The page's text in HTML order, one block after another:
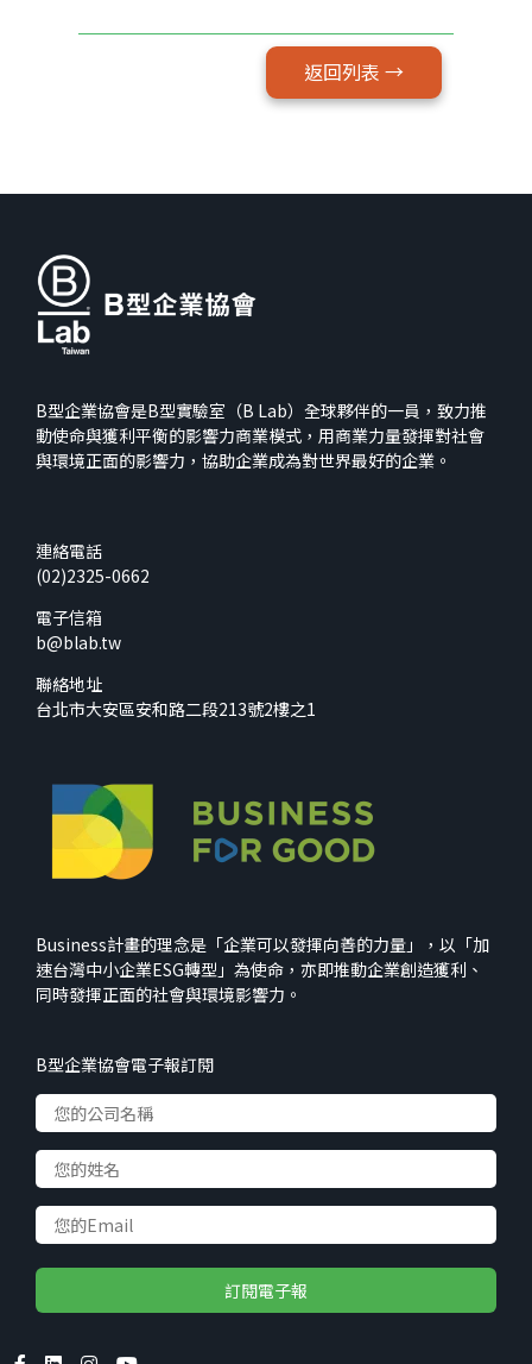
返回列表 →
B型企業協會是B型實驗室（B Lab）全球夥伴的一員，致力推
動使命與獲利平衡的影響力商業模式，用商業力量發揮對社會
與環境正面的影響力，協助企業成為對世界最好的企業。
連絡電話
(02)2325-0662
電子信箱
b@blab.tw
聯絡地址
台北市大安區安和路二段213號2樓之1
Business計畫的理念是「企業可以發揮向善的力量」，以「加
速台灣中小企業ESG轉型」為使命，亦即推動企業創造獲利、
同時發揮正面的社會與環境影響力。
B型企業協會電子報訂閱